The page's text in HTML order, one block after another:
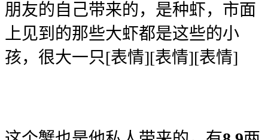
朋友的自己带来的，是种虾，市面
上见到的那些大虾都是这些的小
孩，很大一只[表情][表情][表情]